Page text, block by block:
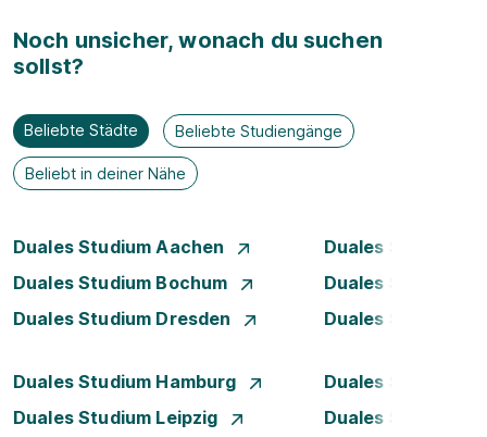
Noch unsicher, wonach du suchen
sollst?
Beliebte Städte Beliebte Studiengänge
Beliebt in deiner Nähe
Duales Studium Aachen
Duales Studium
Duales Studium Bochum
Duales Studium
Duales Studium Dresden
Duales Studium
Duales Studium Hamburg
Duales Studium
Duales Studium Leipzig
Duales Studium